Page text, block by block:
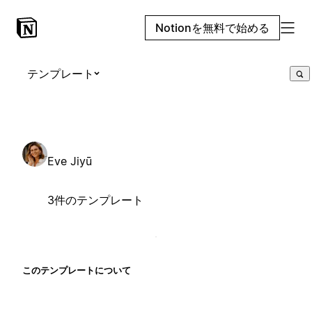
Notionを無料で始める
テンプレート
Eve Jiyū
3件のテンプレート
このテンプレートについて